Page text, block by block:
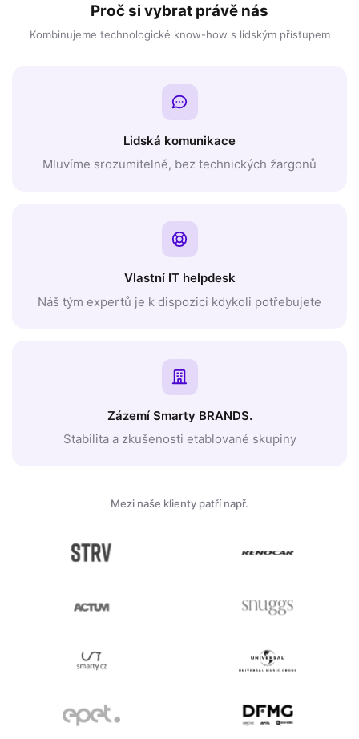
Proč si vybrat právě nás
Kombinujeme technologické know-how s lidským přístupem
Lidská komunikace
Mluvíme srozumitelně, bez technických žargonů
Vlastní IT helpdesk
Náš tým expertů je k dispozici kdykoli potřebujete
Zázemí Smarty BRANDS.
Stabilita a zkušenosti etablované skupiny
Mezi naše klienty patří např.